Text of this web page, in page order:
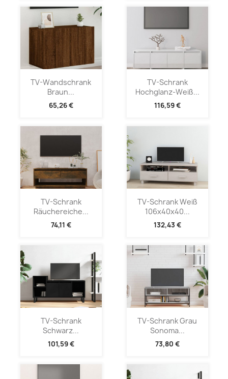
TV-Wandschrank
Braun...
65,26 €
TV-Schrank
Hochglanz-Weiß...
116,59 €
TV-Schrank
Räuchereiche...
74,11 €
TV-Schrank Weiß
106x40x40...
132,43 €
TV-Schrank
Schwarz...
101,59 €
TV-Schrank Grau
Sonoma...
73,80 €